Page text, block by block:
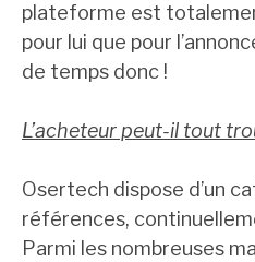
plateforme est
pour lui que pour
de temps donc !
L’acheteur peut-il tout
Osertech dispose d’un
références,
Parmi les nombreuses